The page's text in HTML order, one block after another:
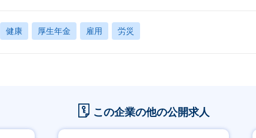
健康 厚生年金 雇用 労災
この企業の他の公開求人